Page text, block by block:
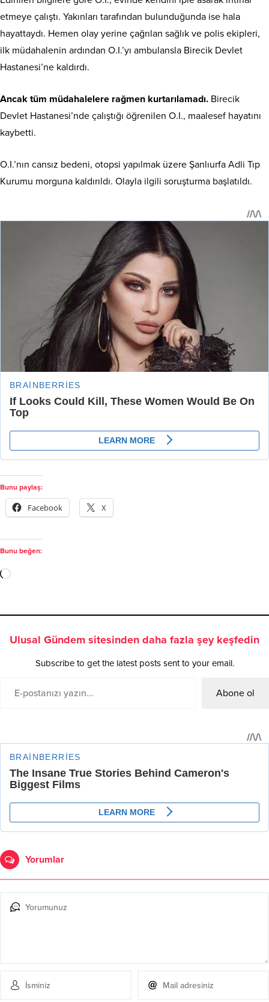
etmeye çalıştı. Yakınları tarafından bulunduğunda ise hala
hayattaydı. Hemen olay yerine çağrılan sağlık ve polis ekipleri,
ilk müdahalenin ardından O.I.’yı ambulansla Birecik Devlet
Hastanesi’ne kaldırdı.
Ancak tüm müdahalelere rağmen kurtarılamadı. Birecik
Devlet Hastanesi’nde çalıştığı öğrenilen O.I., maalesef hayatını
kaybetti.
O.I.’nın cansız bedeni, otopsi yapılmak üzere Şanlıurfa Adli Tıp
Kurumu morguna kaldırıldı. Olayla ilgili soruşturma başlatıldı.
Bunu paylaş:
Facebook X
Bunu beğen:
Ulusal Gündem sitesinden daha fazla şey keşfedin
Subscribe to get the latest posts sent to your email.
Abone ol
Yorumlar